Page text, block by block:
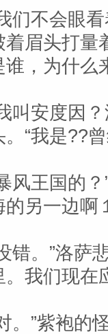
们不会眼
着眉头打量
谁，为什么
叫安度因
。“我是??
风王国的
的另一边啊
错。”洛萨
。我们现在
。”紫袍的